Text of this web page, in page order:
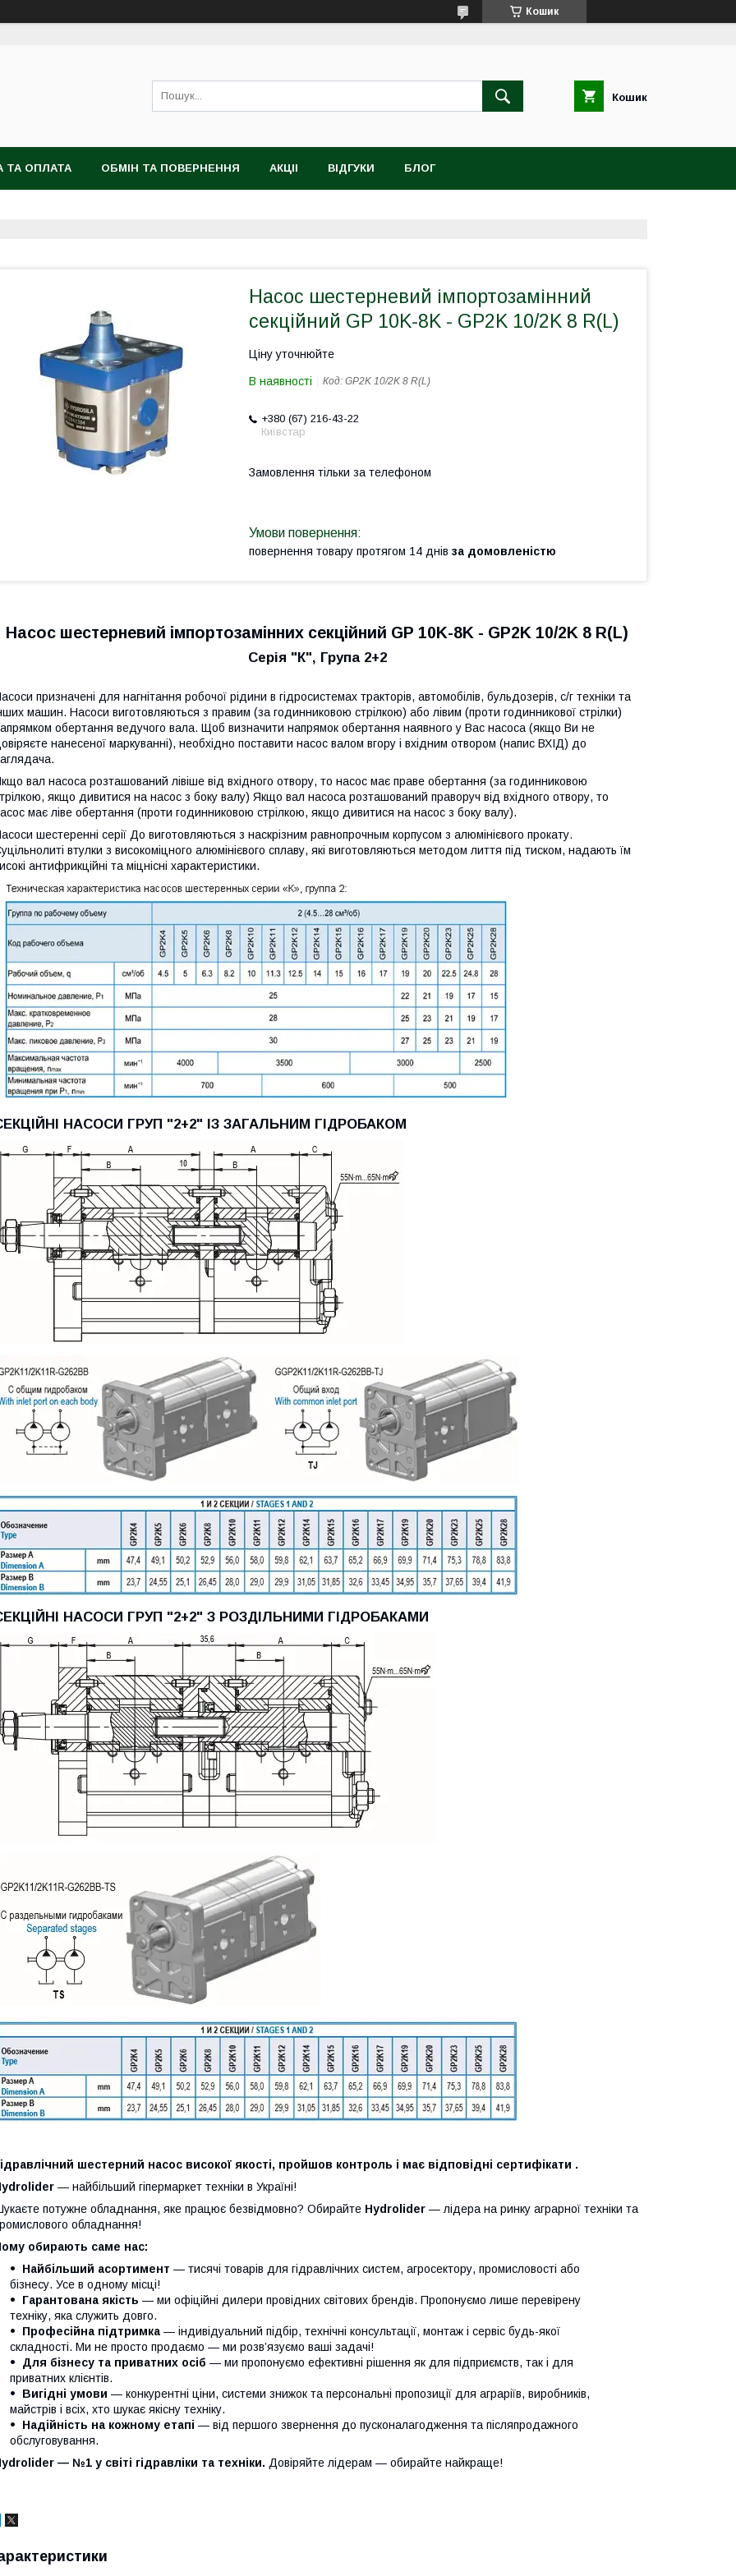
Кошик
Кошик
ТА ОПЛАТА ОБМІН ТА ПОВЕРНЕННЯ АКЦІІ ВІДГУКИ БЛОГ
Насос шестерневий імпортозамінний
секційний GP 10K-8K - GP2K 10/2K 8 R(L)
Ціну уточнюйте
В наявності Код: GP2K 10/2K 8 R(L)
+380 (67) 216-43-22
Київстар
Замовлення тільки за телефоном
повернення товару протягом 14 днів за домовленістю
Насос шестерневий імпортозамінних секційний GP 10K-8K - GP2K 10/2K 8 R(L)
Серія "К", Група 2+2
призначені для нагнітання робочої рідини в гідросистемах тракторів, автомобілів, бульдозерів, с/г техніки та
машин. Насоси виготовляються з правим (за годинниковою стрілкою) або лівим (проти годинникової стрілки)
обертання ведучого вала. Щоб визначити напрямок обертання наявного у Вас насоса (якщо Ви не
нанесеної маркуванні), необхідно поставити насос валом вгору і вхідним отвором (напис ВХІД) до
вал насоса розташований лівіше від вхідного отвору, то насос має праве обертання (за годинниковою
якщо дивитися на насос з боку валу) Якщо вал насоса розташований праворуч від вхідного отвору, то
має ліве обертання (проти годинниковою стрілкою, якщо дивитися на насос з боку валу).
шестеренні серії До виготовляються з наскрізним равнопрочным корпусом з алюмінієвого прокату.
втулки з високоміцного алюмінієвого сплаву, які виготовляються методом лиття під тиском, надають їм
антифрикційні та міцнісні характеристики.
НАСОСИ ГРУП "2+2" ІЗ ЗАГАЛЬНИМ ГІДРОБАКОМ
НАСОСИ ГРУП "2+2" З РОЗДІЛЬНИМИ ГІДРОБАКАМИ
шестерний насос високої якості, пройшов контроль і має відповідні сертифікати .
— найбільший гіпермаркет техніки в Україні!
потужне обладнання, яке працює безвідмовно? Обирайте Hydrolider — лідера на ринку аграрної техніки та
обладнання!
обирають саме нас:
Найбільший асортимент — тисячі товарів для гідравлічних систем, агросектору, промисловості або
бізнесу. Усе в одному місці!
Гарантована якість — ми офіційні дилери провідних світових брендів. Пропонуємо лише перевірену
техніку, яка служить довго.
Професійна підтримка — індивідуальний підбір, технічні консультації, монтаж і сервіс будь-якої
складності. Ми не просто продаємо — ми розв’язуємо ваші задачі!
Для бізнесу та приватних осіб — ми пропонуємо ефективні рішення як для підприємств, так і для
приватних клієнтів.
Вигідні умови — конкурентні ціни, системи знижок та персональні пропозиції для аграріїв, виробників,
майстрів і всіх, хто шукає якісну техніку.
Надійність на кожному етапі — від першого звернення до пусконалагодження та післяпродажного
обслуговування.
— №1 у світі гідравліки та техніки. Довіряйте лідерам — обирайте найкраще!